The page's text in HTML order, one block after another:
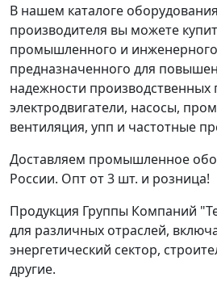
В нашем каталоге
производителя вы можете
промышленного и
предназначенного для
надежности производственных
электродвигатели, насосы,
вентиляция, упп и частотные
Доставляем промышленное
России. Опт от 3 шт. и розница!
Продукция Группы Компаний
для различных отраслей,
энергетический сектор,
другие.